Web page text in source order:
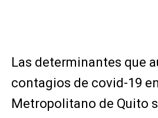
Las determinantes que
contagios de covid-19
Metropolitano de Quito